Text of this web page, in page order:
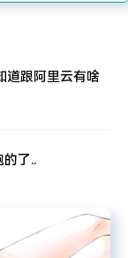
道跟阿里云有啥
的了..